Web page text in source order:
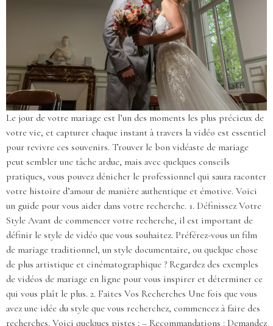
Le jour de votre mariage est l’un des moments les plus précieux de
votre vie, et capturer chaque instant à travers la vidéo est essentiel
pour revivre ces souvenirs. Trouver le bon vidéaste de mariage
peut sembler une tâche ardue, mais avec quelques conseils
pratiques, vous pouvez dénicher le professionnel qui saura raconter
votre histoire d’amour de manière authentique et émotive. Voici
un guide pour vous aider dans votre recherche. 1. Définissez Votre
Style Avant de commencer votre recherche, il est important de
définir le style de vidéo que vous souhaitez. Préférez-vous un film
de mariage traditionnel, un style documentaire, ou quelque chose
de plus artistique et cinématographique ? Regardez des exemples
de vidéos de mariage en ligne pour vous inspirer et déterminer ce
qui vous plaît le plus. 2. Faites Vos Recherches Une fois que vous
avez une idée du style que vous recherchez, commencez à faire des
recherches. Voici quelques pistes : – Recommandations : Demandez